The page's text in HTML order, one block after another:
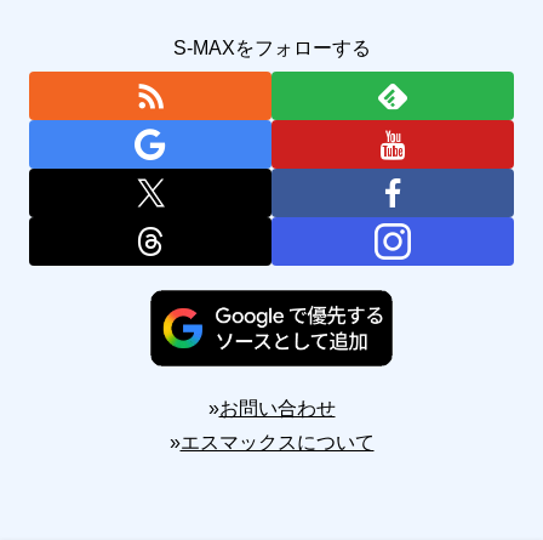
S-MAXをフォローする
»お問い合わせ
»エスマックスについて